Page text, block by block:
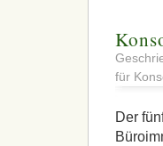
für
Der